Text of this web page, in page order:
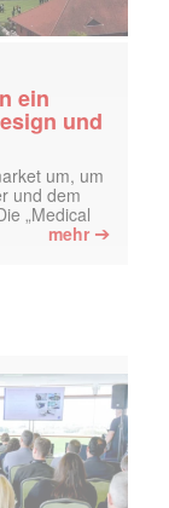
ein
und
um, um
und dem
„Medical
mehr ➔